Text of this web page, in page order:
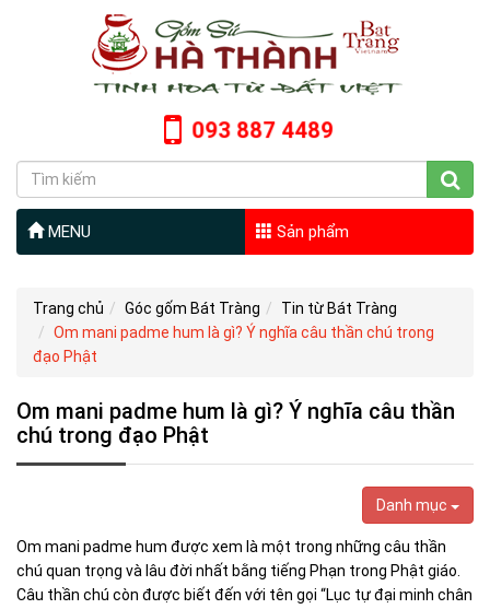
093 887 4489
MENU Sản phẩm
Trang chủ Góc gốm Bát Tràng
Tin từ Bát Tràng
Om mani padme hum là gì? Ý nghĩa câu thần chú trong
đạo Phật
Om mani padme hum là gì? Ý nghĩa câu thần
chú trong đạo Phật
Danh mục
Om mani padme hum được xem là một trong những câu thần
chú quan trọng và lâu đời nhất bằng tiếng Phạn trong Phật giáo.
Câu thần chú còn được biết đến với tên gọi “Lục tự đại minh chân